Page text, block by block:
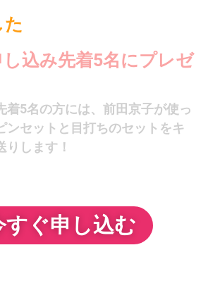
た
し込み先着5名にプレゼ
着5名の方には、前田京子が使っ
ンセットと目打ちのセットをキ
りします！
すぐ申し込む